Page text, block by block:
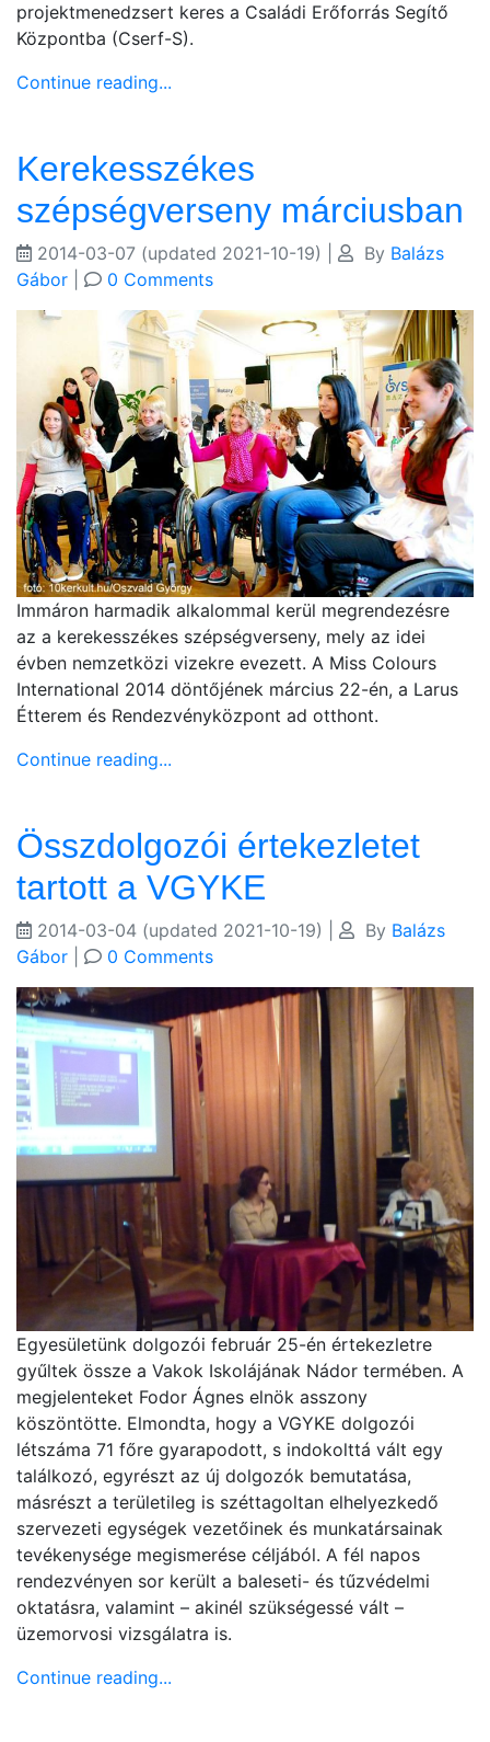
projektmenedzsert keres a Családi Erőforrás Segítő
Központba (Cserf-S).
Continue reading...
Kerekesszékes
szépségverseny márciusban
2014-03-07 (updated 2021-10-19) By Balázs
Gábor
0 Comments
Immáron harmadik alkalommal kerül megrendezésre
az a kerekesszékes szépségverseny, mely az idei
évben nemzetközi vizekre evezett. A Miss Colours
International 2014 döntőjének március 22-én, a Larus
Étterem és Rendezvényközpont ad otthont.
Continue reading...
Összdolgozói értekezletet
tartott a VGYKE
2014-03-04 (updated 2021-10-19) By Balázs
Gábor
0 Comments
Egyesületünk dolgozói február 25-én értekezletre
gyűltek össze a Vakok Iskolájának Nádor termében. A
megjelenteket Fodor Ágnes elnök asszony
köszöntötte. Elmondta, hogy a VGYKE dolgozói
létszáma 71 főre gyarapodott, s indokolttá vált egy
találkozó, egyrészt az új dolgozók bemutatása,
másrészt a területileg is széttagoltan elhelyezkedő
szervezeti egységek vezetőinek és munkatársainak
tevékenysége megismerése céljából. A fél napos
rendezvényen sor került a baleseti- és tűzvédelmi
oktatásra, valamint – akinél szükségessé vált –
üzemorvosi vizsgálatra is.
Continue reading...